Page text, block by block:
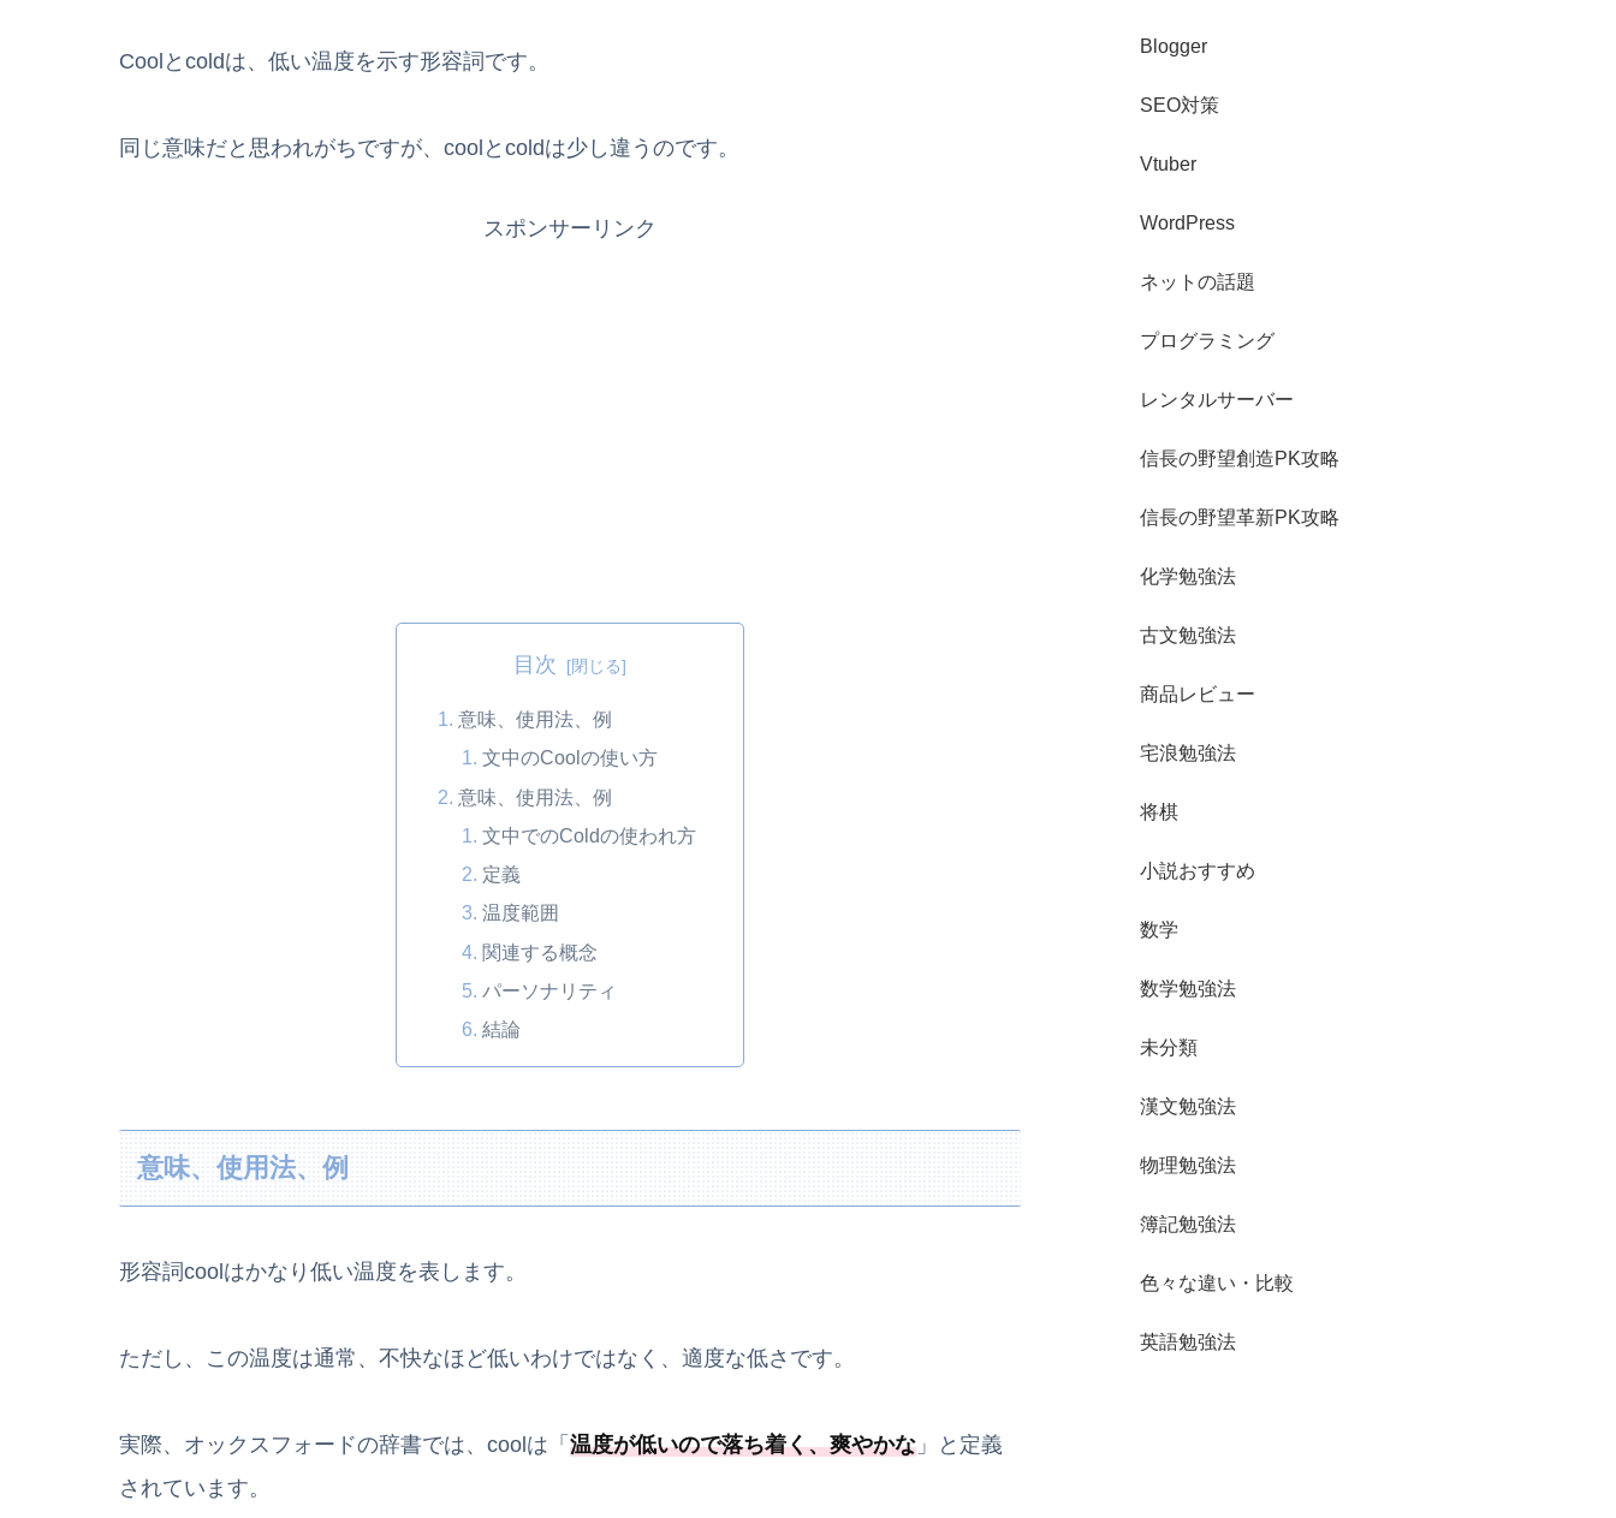
Coolとcoldは、低い温度を示す形容詞です。
同じ意味だと思われがちですが、coolとcoldは少し違うのです。
スポンサーリンク
目次
意味、使用法、例
文中のCoolの使い方
意味、使用法、例
文中でのColdの使われ方
定義
温度範囲
関連する概念
パーソナリティ
結論
意味、使用法、例
形容詞coolはかなり低い温度を表します。
ただし、この温度は通常、不快なほど低いわけではなく、適度な低さです。
実際、オックスフォードの辞書では、coolは「 温度が低いので落ち着く、爽やかな 」と定義
されています。
Blogger
SEO対策
Vtuber
WordPress
ネットの話題
プログラミング
レンタルサーバー
信長の野望創造PK攻略
信長の野望革新PK攻略
化学勉強法
古文勉強法
商品レビュー
宅浪勉強法
将棋
小説おすすめ
数学
数学勉強法
未分類
漢文勉強法
物理勉強法
簿記勉強法
色々な違い・比較
英語勉強法